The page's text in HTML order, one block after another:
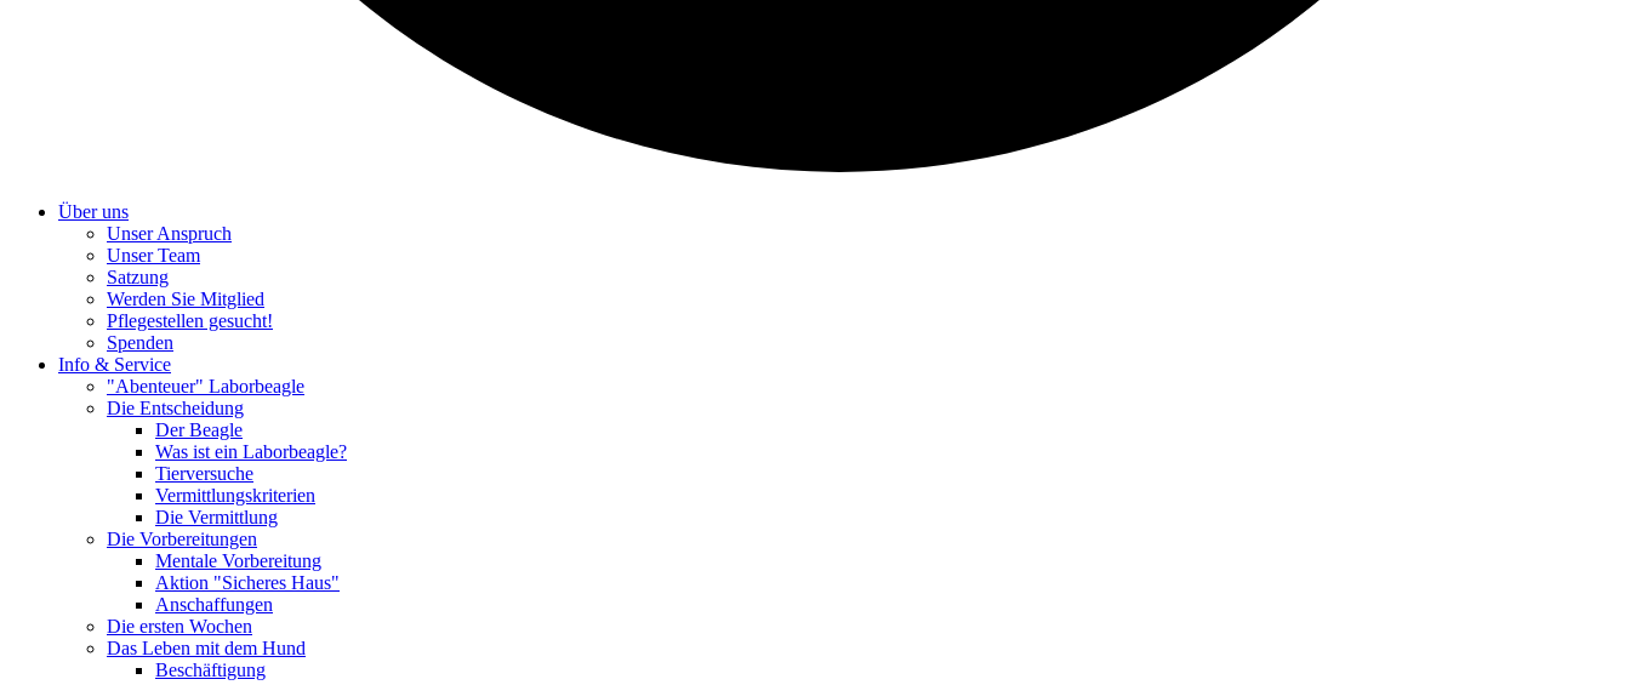
Über uns
Unser Anspruch
Unser Team
Satzung
Werden Sie Mitglied
Pflegestellen gesucht!
Spenden
Info & Service
"Abenteuer" Laborbeagle
Die Entscheidung
Der Beagle
Was ist ein Laborbeagle?
Tierversuche
Vermittlungskriterien
Die Vermittlung
Die Vorbereitungen
Mentale Vorbereitung
Aktion "Sicheres Haus"
Anschaffungen
Die ersten Wochen
Das Leben mit dem Hund
Beschäftigung